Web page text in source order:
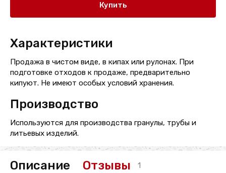
Купить
Характеристики
Продажа в чистом виде, в кипах или рулонах. При
подготовке отходов к продаже, предварительно
кипуют. Не имеют особых условий хранения.
Производство
Используются для производства гранулы, трубы и
литьевых изделий.
Описание Отзывы 1